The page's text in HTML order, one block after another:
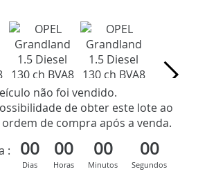
não foi vendido.
de obter este lote ao
de compra após a venda.
:
00
Dias
00
Horas
00
Minutos
00
Segundos